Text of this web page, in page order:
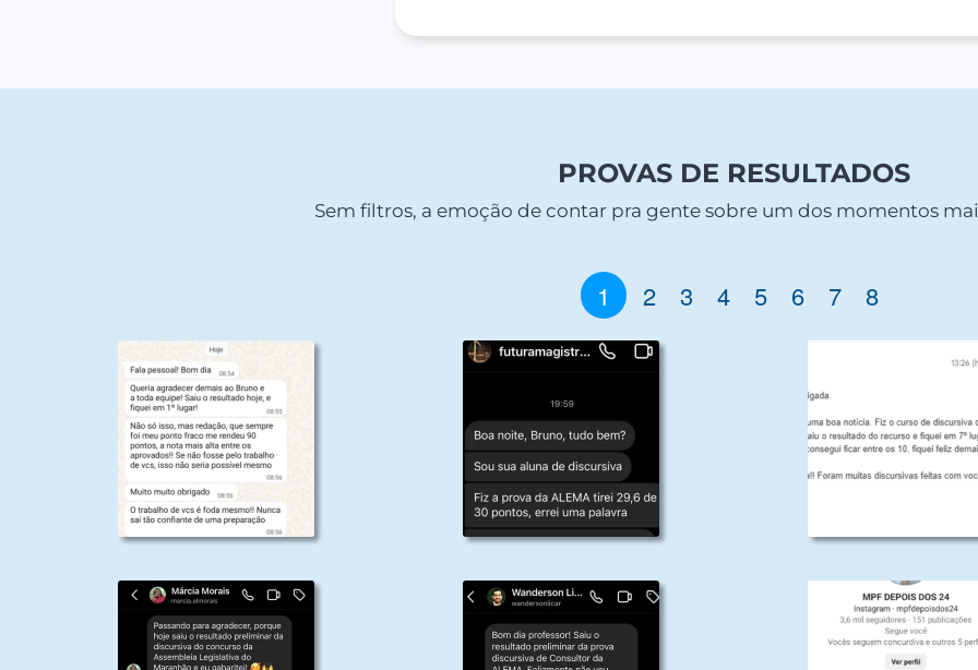
PROVAS DE RESULTADOS
Sem filtros, a emoção de contar pra gente sobre um dos momentos
1 2 3 4 5 6 7 8